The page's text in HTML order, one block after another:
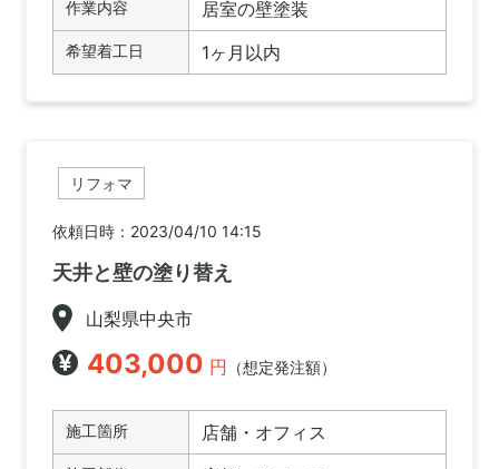
作業内容 居室の壁塗装
希望着工日 1ヶ月以内
リフォマ
依頼日時：2023/04/10 14:15
天井と壁の塗り替え
山梨県中央市
403,000 円 （想定発注額）
施工箇所 店舗・オフィス